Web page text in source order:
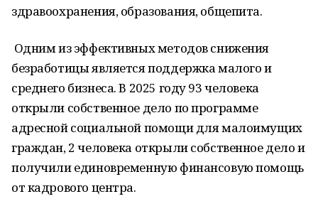
здравоохранения, образования, общепита.
Одним из эффективных методов снижения
безработицы является поддержка малого и
среднего бизнеса. В 2025 году 93 человека
открыли собственное дело по программе
адресной социальной помощи для малоимущих
граждан, 2 человека открыли собственное дело и
получили единовременную финансовую помощь
от кадрового центра.